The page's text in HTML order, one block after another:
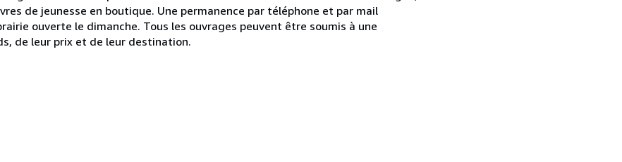
de jeunesse en boutique. Une permanence par téléphone et par mail
ouverte le dimanche. Tous les ouvrages peuvent être soumis à une
de leur prix et de leur destination.